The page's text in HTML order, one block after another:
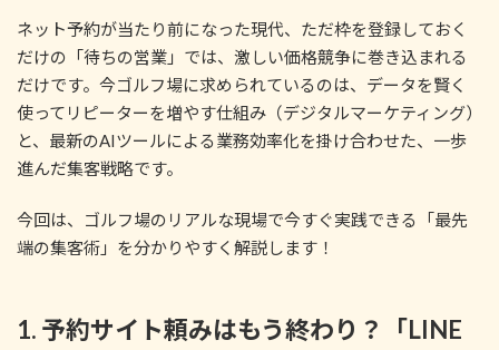
ネット予約が当たり前になった現代、ただ枠を登録しておく
だけの「待ちの営業」では、激しい価格競争に巻き込まれる
だけです。今ゴルフ場に求められているのは、データを賢く
使ってリピーターを増やす仕組み（デジタルマーケティング）
と、最新のAIツールによる業務効率化を掛け合わせた、一歩
進んだ集客戦略です。
今回は、ゴルフ場のリアルな現場で今すぐ実践できる「最先
端の集客術」を分かりやすく解説します！
1. 予約サイト頼みはもう終わり？「LINE